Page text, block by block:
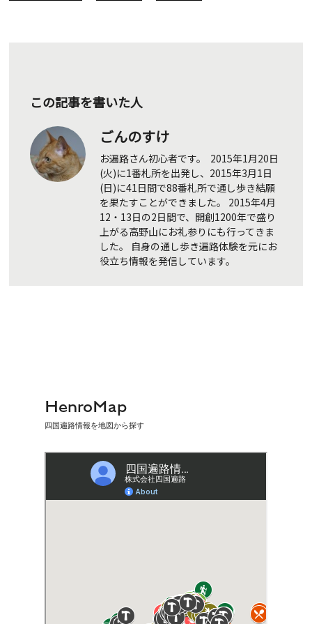
この記事を書いた人
ごんのすけ
お遍路さん初心者です。 2015年1月20日
(火)に1番札所を出発し、2015年3月1日
(日)に41日間で88番札所で通し歩き結願
を果たすことができました。 2015年4月
12・13日の2日間で、開創1200年で盛り
上がる高野山にお礼参りにも行ってきま
した。 自身の通し歩き遍路体験を元にお
役立ち情報を発信しています。
HenroMap
四国遍路情報を地図から探す